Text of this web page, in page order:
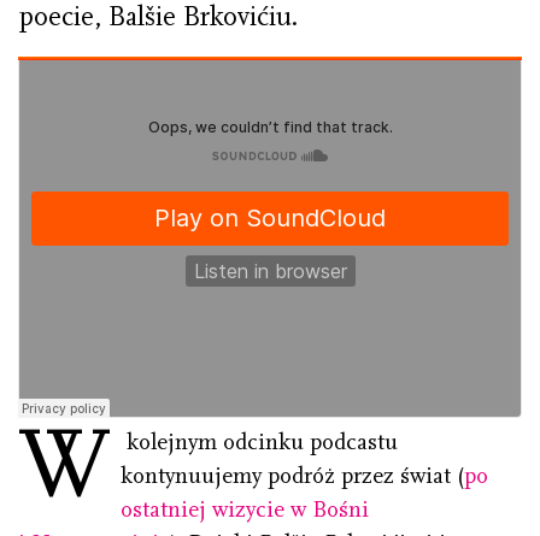
poecie, Balšie Brkovićiu.
W
kolejnym odcinku podcastu
kontynuujemy podróż przez świat (po
ostatniej wizycie w Bośni